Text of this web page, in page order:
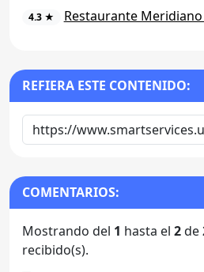
4.3 ★ Restaurante
REFIERA ESTE CONTENIDO:
COMENTARIOS:
Mostrando del 1 hasta el 2de
recibido(s).